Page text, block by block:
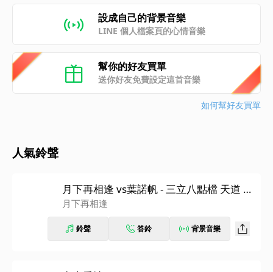
設成自己的背景音樂
LINE 個人檔案頁的心情音樂
幫你的好友買單
送你好友免費設定這首音樂
如何幫好友買單
人氣鈴聲
月下再相逢 vs葉諾帆 - 三立八點檔 天道 片
尾曲
月下再相逢
鈴聲 答鈴 背景音樂